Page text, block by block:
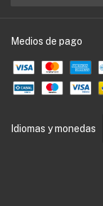
Medios de pago
Idiomas y monedas